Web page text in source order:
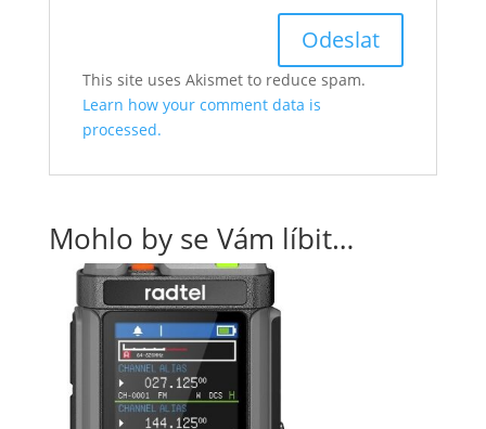
This site uses Akismet to reduce spam.
Learn how your comment data is
processed.
Mohlo by se Vám líbit…